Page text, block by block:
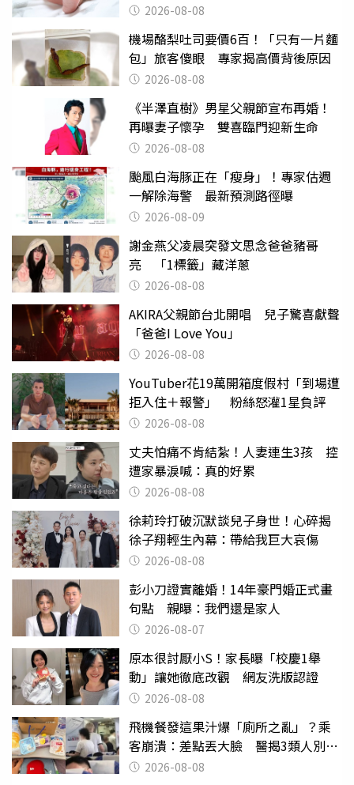
2026-08-08
機場酪梨吐司要價6百！「只有一片麵
包」旅客傻眼 專家揭高價背後原因
2026-08-08
《半澤直樹》男星父親節宣布再婚！
再曝妻子懷孕 雙喜臨門迎新生命
2026-08-08
颱風白海豚正在「瘦身」！專家估週
一解除海警 最新預測路徑曝
2026-08-09
謝金燕父凌晨突發文思念爸爸豬哥
亮 「1標籤」藏洋蔥
2026-08-08
AKIRA父親節台北開唱 兒子驚喜獻聲
「爸爸I Love You」
2026-08-08
YouTuber花19萬開箱度假村「到場遭
拒入住＋報警」 粉絲怒灌1星負評
2026-08-08
丈夫怕痛不肯結紮！人妻連生3孩 控
遭家暴淚喊：真的好累
2026-08-08
徐莉玲打破沉默談兒子身世！心碎揭
徐子翔輕生內幕：帶給我巨大哀傷
2026-08-08
彭小刀證實離婚！14年豪門婚正式畫
句點 親曝：我們還是家人
2026-08-07
原本很討厭小S！家長曝「校慶1舉
動」讓她徹底改觀 網友洗版認證
2026-08-08
飛機餐發這果汁爆「廁所之亂」？乘
客崩潰：差點丟大臉 醫揭3類人別亂
喝 2026-08-08